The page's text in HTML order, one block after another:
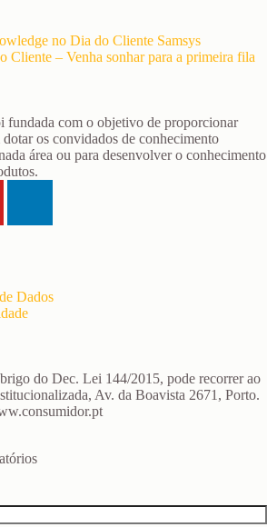
no Dia do Cliente Samsys
Cliente – Venha sonhar para a primeira fila
fundada com o objetivo de proporcionar
os convidados de conhecimento
área ou para desenvolver o conhecimento
Dados
do Dec. Lei 144/2015, pode recorrer ao
Av. da Boavista 2671, Porto.